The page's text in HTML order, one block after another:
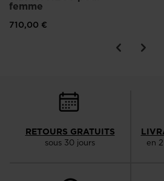
femme
710,00 €
RETOURS GRATUITS
sous 30 jours en